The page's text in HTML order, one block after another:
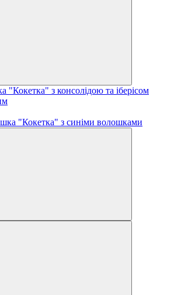
"Кокетка" з консолідою та іберісом